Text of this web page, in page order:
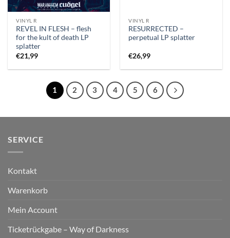
VINYL R
REVEL IN FLESH – flesh
for the kult of death LP
splatter
€21,99
VINYL R
RESURRECTED –
perpetual LP splatter
€26,99
1 2 3 4 5 6
SERVICE
Kontakt
Warenkorb
Mein Account
Ticketrückgabe – Way of Darkness